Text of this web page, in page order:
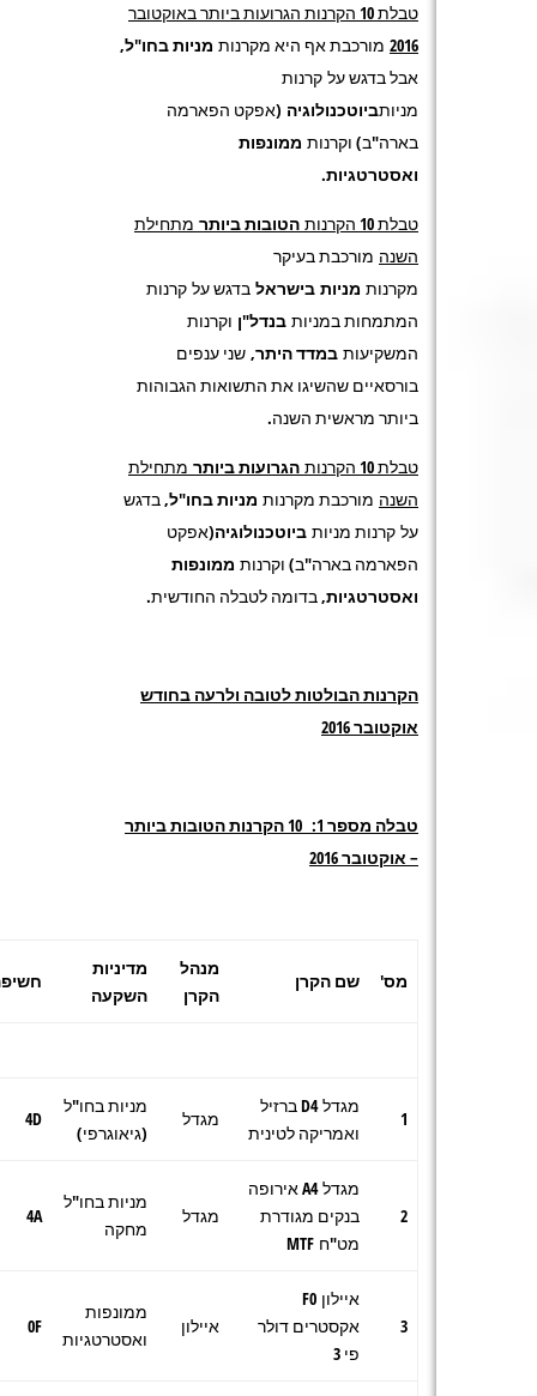
טבלת 10 הקרנות הגרועות ביותר באוקטובר
2016 מורכבת אף היא מקרנות מניות בחו"ל,
אבל בדגש על קרנות
מניותביוטכנולוגיה (אפקט הפארמה
בארה"ב) וקרנות ממונפות
ואסטרטגיות.
טבלת 10 הקרנות הטובות ביותר מתחילת
השנה מורכבת בעיקר
מקרנות מניות בישראל בדגש על קרנות
המתמחות במניות בנדל"ן וקרנות
המשקיעות במדד היתר, שני ענפים
בורסאיים שהשיגו את התשואות הגבוהות
ביותר מראשית השנה.
טבלת 10 הקרנות הגרועות ביותר מתחילת
השנה מורכבת מקרנות מניות בחו"ל, בדגש
על קרנות מניות ביוטכנולוגיה(אפקט
הפארמה בארה"ב) וקרנות ממונפות
ואסטרטגיות, בדומה לטבלה החודשית.
הקרנות הבולטות לטובה ולרעה בחודש
אוקטובר 2016
טבלה מספר 1: 10 הקרנות הטובות ביותר
– אוקטובר 2016
מס' שם הקרן
מנהל
הקרן
מדיניות
השקעה
1
מגדל D4 ברזיל
ואמריקה לטינית
מגדל
מניות בחו"ל
(גיאוגרפי)
4D
2
מגדל A4 אירופה
בנקים מגודרת
מט"ח MTF
מגדל
מניות בחו"ל
מחקה
4A
3
איילון F0
אקסטרים דולר
פי 3
איילון
ממונפות
ואסטרטגיות
0F